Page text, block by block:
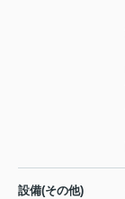
設備(その他)